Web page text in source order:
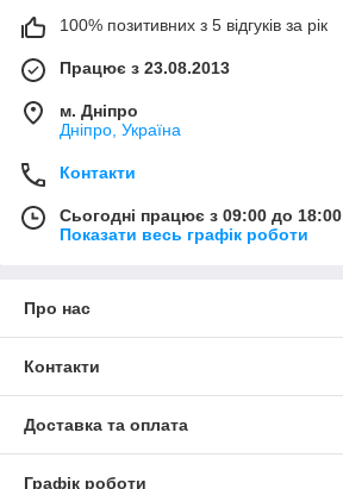
100% позитивних з 5 відгуків за рік
Працює з 23.08.2013
м. Дніпро
Дніпро, Україна
Контакти
Сьогодні працює з 09:00 до 18:00
Показати весь графік роботи
Про нас
Контакти
Доставка та оплата
Графік роботи